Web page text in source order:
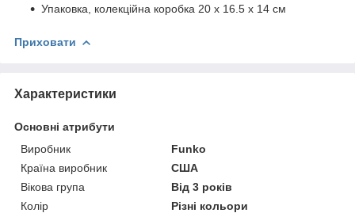
Упаковка, колекційна коробка 20 х 16.5 х 14 см
Приховати
Характеристики
Основні атрибути
Виробник
Funko
Країна виробник
США
Вікова група
Від 3 років
Колір
Різні кольори